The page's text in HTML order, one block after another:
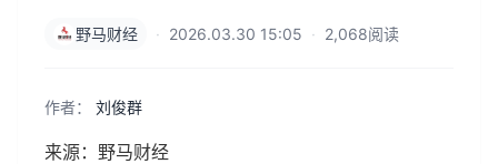
野马财经 · 2026.03.30 15:05 · 2,068阅读
作者： 刘俊群
来源：野马财经